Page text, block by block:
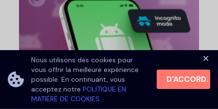
Enregistreur d'écran caché sans
icône pour Android : 4 Apps...
Nous utilisons des cookies pour
vous offrir la meilleure expérience
possible. En continuant, vous
acceptez notre POLITIQUE EN
MATIÈRE DE COOKIES
D'ACCORD.